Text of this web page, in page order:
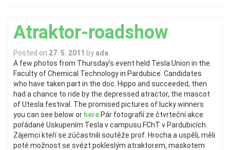
Atraktor-roadshow
Posted on 27. 5. 2011 by ada
A few photos from Thursday’s event held Tesla Union in the
Faculty of Chemical Technology in Pardubice. Candidates
who have taken part in the doc. Hippo and succeeded, then
had a chance to ride by the depressed atractor, the mascot
of Utesla festival. The promised pictures of lucky winners
you can see below or here Pár fotografií ze čtvrteční akce
pořádané Uskupením Tesla v campusu FChT v Pardubicích.
Zájemci kteří se zúčastnili soutěže prof. Hrocha a uspěli, měli
poté možnost se svézt pokleslým atraktorem, maskotem